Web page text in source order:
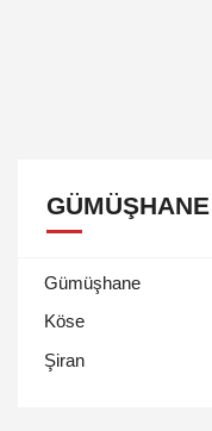
Gümüşhane
Köse
Şiran